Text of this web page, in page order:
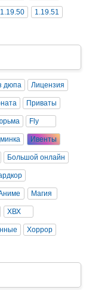
1.19.50 1.19.51
дюпа Лицензия
Приваты
Fly
Ивенты
Большой онлайн
Магия
ХВХ
Хоррор